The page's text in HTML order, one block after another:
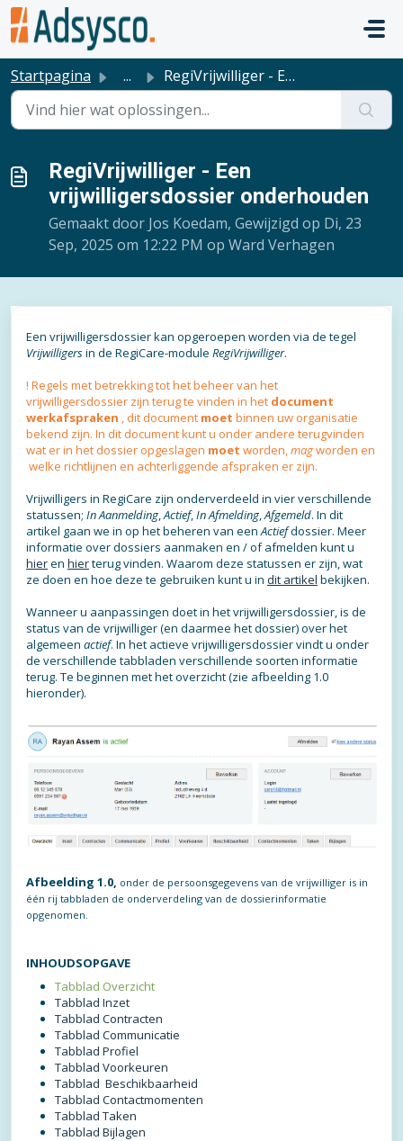
Doorgaan naar hoofdinhoud
Startpagina ... RegiVrijwilliger - Een vrijwilligersdossier onderhouden
RegiVrijwilliger - Een
vrijwilligersdossier onderhouden
Gemaakt door Jos Koedam, Gewijzigd op Di, 23
Sep, 2025 om 12:22 PM op Ward Verhagen
Een vrijwilligersdossier kan opgeroepen worden via de tegel
Vrijwilligersin de RegiCare-module RegiVrijwilliger.
! Regels met betrekking tot het beheer van het
vrijwilligersdossier zijn terug te vinden in het document
werkafspraken , dit document moet binnen uw organisatie
bekend zijn. In dit document kunt u onder andere terugvinden
wat er in het dossier opgeslagen moet worden,magworden en
welke richtlijnen en achterliggende afspraken er zijn.
Vrijwilligers in RegiCare zijn onderverdeeld in vier verschillende
statussen; In Aanmelding,Actief,In Afmelding,Afgemeld. In dit
artikel gaan we in op het beheren van eenActiefdossier. Meer
informatie over dossiers aanmaken en / of afmelden kunt u
hieren hierterug vinden. Waarom deze statussen er zijn, wat
ze doen en hoe deze te gebruiken kunt u in dit artikel bekijken.
Wanneer u aanpassingen doet in het vrijwilligersdossier, is de
status van de vrijwilliger (en daarmee het dossier) over het
algemeen actief. In het actieve vrijwilligersdossier vindt u onder
de verschillende tabbladen verschillende soorten informatie
terug. Te beginnen met het overzicht (zie afbeelding 1.0
hieronder).
Afbeelding 1.0, onder de persoonsgegevens van de vrijwilliger is in
één rij tabbladen de onderverdeling van de dossierinformatie
opgenomen.
INHOUDSOPGAVE
Tabblad Overzicht
Tabblad Inzet
Tabblad Contracten
Tabblad Communicatie
Tabblad Profiel
Tabblad Voorkeuren
Tabblad Beschikbaarheid
Tabblad Contactmomenten
Tabblad Taken
Tabblad Bijlagen